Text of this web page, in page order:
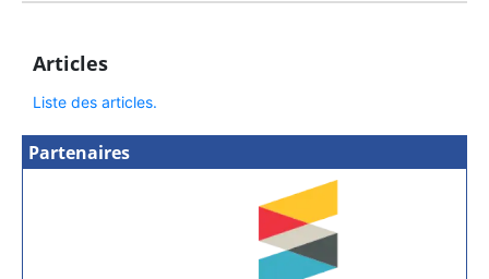
Articles
Liste des articles.
Partenaires